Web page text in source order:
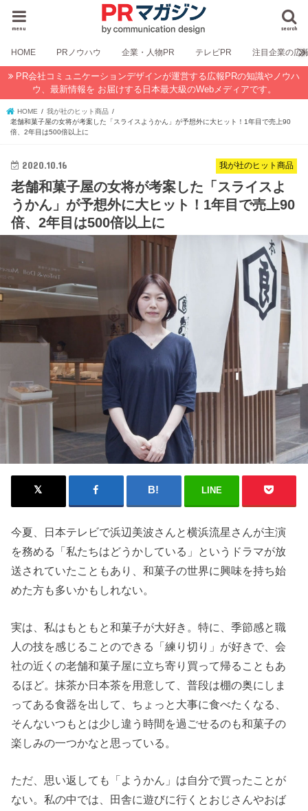
search
menu
HOME PRノウハウ 企業・人物PR テレビPR 注目企業の広
PR会社コミュニケーションデザインが運営する広報PRの知識やノウハ
ウ、最新情報を お届けする日本最大級のWebメディアです。
HOME
我が社のヒット商品
老舗和菓子屋の女将が考案した「スライスようかん」が予想外に大ヒット！1年目で売上90
倍、2年目は500倍以上に
我が社のヒット商品
2020.10.16
老舗和菓子屋の女将が考案した「スライスよ
うかん」が予想外に大ヒット！1年目で売上90
倍、2年目は500倍以上に
LINE
今夏、日本テレビで浜辺美波さんと横浜流星さんが主演
を務める「私たちはどうかしている」というドラマが放
送されていたこともあり、和菓子の世界に興味を持ち始
めた方も多いかもしれない。
実は、私はもともと和菓子が大好き。特に、季節感と職
人の技を感じることのできる「練り切り」が好きで、会
社の近くの老舗和菓子屋に立ち寄り買って帰ることもあ
るほど。抹茶か日本茶を用意して、普段は棚の奥にしま
ってある食器を出して、ちょっと大事に食べたくなる、
そんないつもとは少し違う時間を過ごせるのも和菓子の
楽しみの一つかなと思っている。
ただ、思い返しても「ようかん」は自分で買ったことが
ない。私の中では、田舎に遊びに行くとおじさんやおば